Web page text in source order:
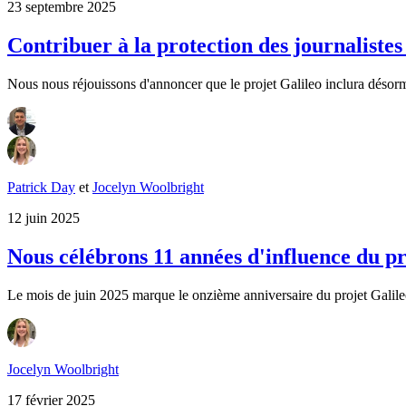
23 septembre 2025
Contribuer à la protection des
Nous nous réjouissons d'annoncer que le projet Galileo inclura
Patrick Day et Jocelyn Woolbright
12 juin 2025
Nous célébrons 11 années d'influence du
Le mois de juin 2025 marque le onzième anniversaire du projet
Jocelyn Woolbright
17 février 2025